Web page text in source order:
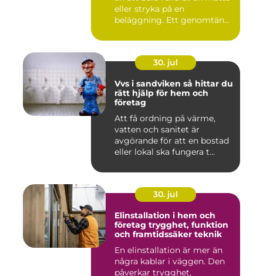
eller stryka på en
beläggning. Ett genomtän...
30. jul
Vvs i sandviken så hittar du
rätt hjälp för hem och
företag
Att få ordning på värme,
vatten och sanitet är
avgörande för att en bostad
eller lokal ska fungera t...
30. jul
Elinstallation i hem och
företag trygghet, funktion
och framtidssäker teknik
En elinstallation är mer än
några kablar i väggen. Den
påverkar trygghet,